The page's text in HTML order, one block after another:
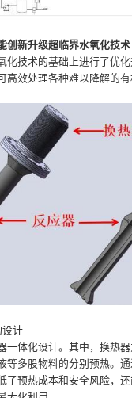
创新升级超临界水氧化技术
化技术的基础上进行了优
高效处理各种难以降解的有
设计
一体化设计。其中，换热
等多股物料的分别预热。
了预热成本和安全风险，